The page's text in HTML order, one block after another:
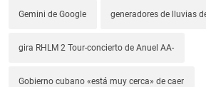
Gemini de Google generadores de lluvias
gira RHLM 2 Tour-concierto de Anuel AA-
Gobierno cubano «está muy cerca» de caer